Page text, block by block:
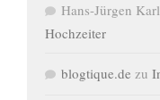
Hans-Jürgen
Hochzeiter
blogtique.de zu